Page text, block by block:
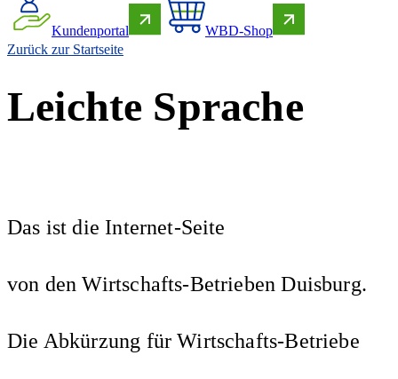
Kundenportal
WBD-Shop
Zurück zur Startseite
Leichte Sprache
Das ist die Internet-Seite
von den Wirtschafts-Betrieben Duisburg.
Die Abkürzung für Wirtschafts-Betriebe